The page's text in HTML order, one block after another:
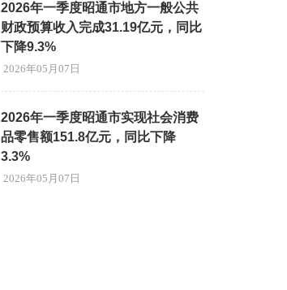
2026年一季度昭通市地方一般公共
财政预算收入完成31.19亿元，同比
下降9.3%
2026年05月07日
2026年一季度昭通市实现社会消费
品零售额151.8亿元，同比下降
3.3%
2026年05月07日